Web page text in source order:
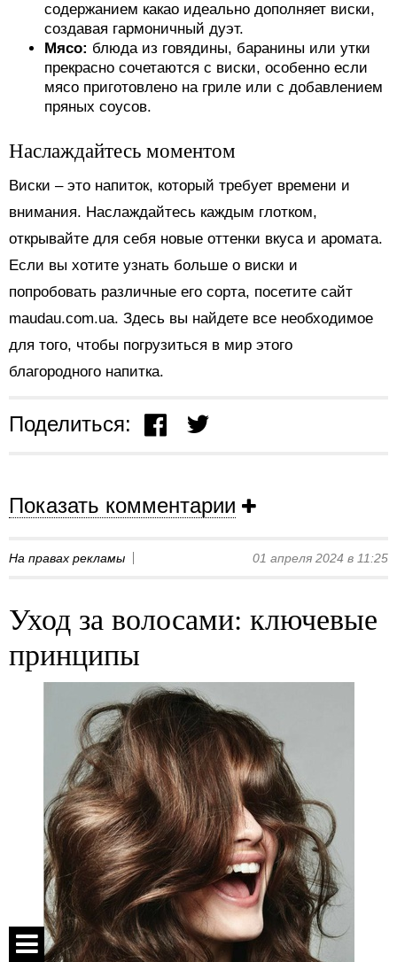
содержанием какао идеально дополняет виски,
создавая гармоничный дуэт.
Мясо: блюда из говядины, баранины или утки
прекрасно сочетаются с виски, особенно если
мясо приготовлено на гриле или с добавлением
пряных соусов.
Наслаждайтесь моментом
Виски – это напиток, который требует времени и
внимания. Наслаждайтесь каждым глотком,
открывайте для себя новые оттенки вкуса и аромата.
Если вы хотите узнать больше о виски и
попробовать различные его сорта, посетите сайт
maudau.com.ua. Здесь вы найдете все необходимое
для того, чтобы погрузиться в мир этого
благородного напитка.
Поделиться:
Показать комментарии
На правах рекламы 01 апреля 2024 в 11:25
Уход за волосами: ключевые
принципы